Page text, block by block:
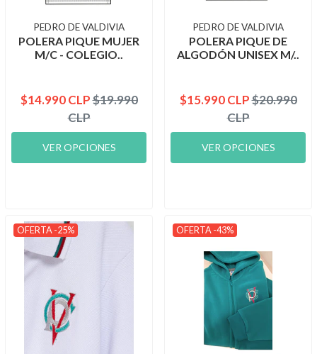
PEDRO DE VALDIVIA
POLERA PIQUE MUJER
M/C - COLEGIO..
$14.990 CLP$19.990
CLP
VER OPCIONES
PEDRO DE VALDIVIA
POLERA PIQUE DE
ALGODÓN UNISEX M/..
$15.990 CLP$20.990
CLP
VER OPCIONES
OFERTA -25% OFERTA -43%